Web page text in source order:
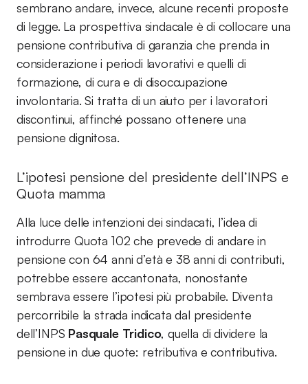
sembrano andare, invece, alcune recenti proposte
di legge. La prospettiva sindacale è di collocare una
pensione contributiva di garanzia che prenda in
considerazione i periodi lavorativi e quelli di
formazione, di cura e di disoccupazione
involontaria. Si tratta di un aiuto per i lavoratori
discontinui, affinché possano ottenere una
pensione dignitosa.
L’ipotesi pensione del presidente dell’INPS e
Quota mamma
Alla luce delle intenzioni dei sindacati, l’idea di
introdurre Quota 102 che prevede di andare in
pensione con 64 anni d’età e 38 anni di contributi,
potrebbe essere accantonata, nonostante
sembrava essere l’ipotesi più probabile. Diventa
percorribile la strada indicata dal presidente
dell’INPS Pasquale Tridico, quella di dividere la
pensione in due quote: retributiva e contributiva.